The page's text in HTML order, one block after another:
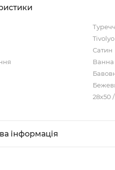
Сатин
Ванна
28х50
інформація